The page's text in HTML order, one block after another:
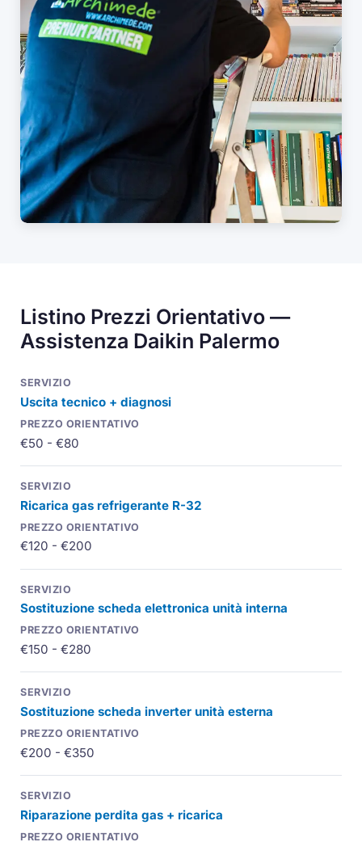
Listino Prezzi Orientativo —
Assistenza Daikin Palermo
Uscita tecnico + diagnosi
€50 - €80
Ricarica gas refrigerante R-32
€120 - €200
Sostituzione scheda elettronica unità interna
€150 - €280
Sostituzione scheda inverter unità esterna
€200 - €350
Riparazione perdita gas + ricarica